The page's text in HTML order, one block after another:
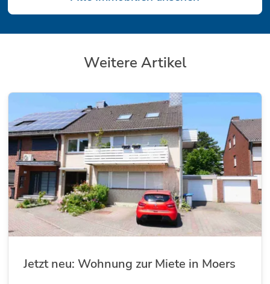
Weitere Artikel
Jetzt neu: Wohnung zur Miete in Moers